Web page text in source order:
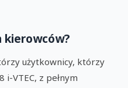
kierowców?
użytkownicy, którzy
i-VTEC, z pełnym